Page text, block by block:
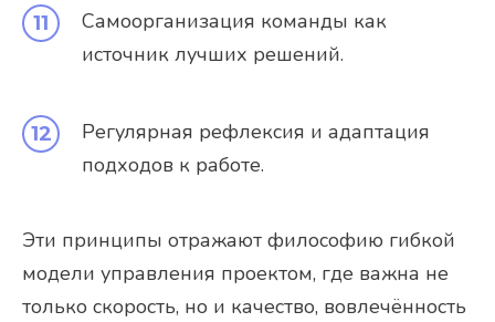
Самоорганизация команды как
источник лучших решений.
Регулярная рефлексия и адаптация
подходов к работе.
Эти принципы отражают философию гибкой
модели управления проектом, где важна не
только скорость, но и качество, вовлечённость